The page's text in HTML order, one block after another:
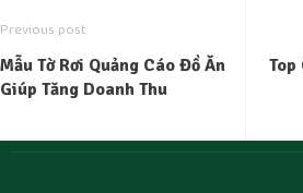
Previous post
Mẫu Tờ Rơi Quảng Cáo Đồ Ăn
Giúp Tăng Doanh Thu
Top